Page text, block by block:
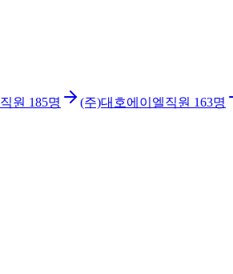
직원 185명 (주)대호에이엘직원 163명